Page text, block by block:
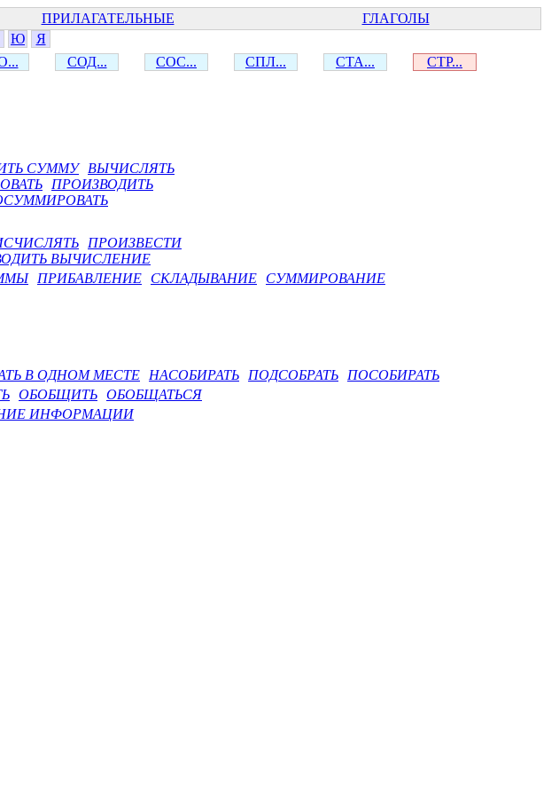
ПРИЛАГАТЕЛЬНЫЕ
ГЛАГОЛЫ
Ю
Я
СОД... СОС... СПЛ... СТА...
СТР...
СУММУ
ВЫЧИСЛЯТЬ
ПРОИЗВОДИТЬ
ПРОИЗВЕСТИ
ВЫЧИСЛЕНИЕ
ПРИБАВЛЕНИЕ СКЛАДЫВАНИЕ СУММИРОВАНИЕ
В ОДНОМ МЕСТЕ НАСОБИРАТЬ ПОДСОБРАТЬ
ПОСОБИРАТЬ
ОБОБЩИТЬ ОБОБЩАТЬСЯ
ИНФОРМАЦИИ